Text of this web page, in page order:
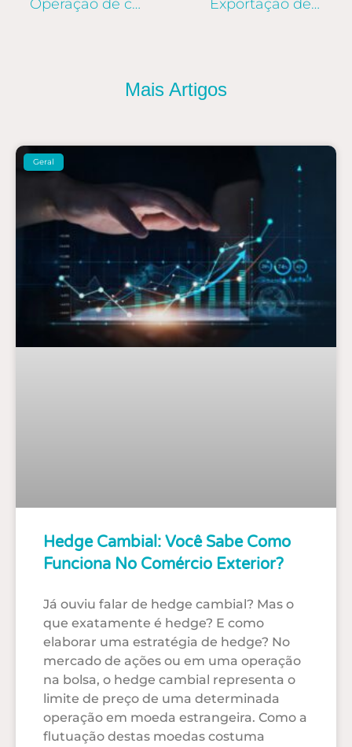
Operação de carga projeto movimenta peças para fábrica do México Exportação de barcos brasileiros impulsiona vendas de estaleiros de SC
Mais Artigos
Geral
Hedge Cambial: Você Sabe Como
Funciona No Comércio Exterior?
Já ouviu falar de hedge cambial? Mas o
que exatamente é hedge? E como
elaborar uma estratégia de hedge? No
mercado de ações ou em uma operação
na bolsa, o hedge cambial representa o
limite de preço de uma determinada
operação em moeda estrangeira. Como a
flutuação destas moedas costuma